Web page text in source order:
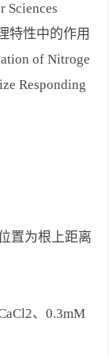
Sciences
特性中的作用
of Nitroge
Responding
置为根上距离
、0.3mM